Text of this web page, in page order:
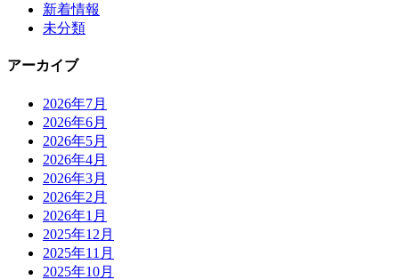
新着情報
未分類
アーカイブ
2026年7月
2026年6月
2026年5月
2026年4月
2026年3月
2026年2月
2026年1月
2025年12月
2025年11月
2025年10月